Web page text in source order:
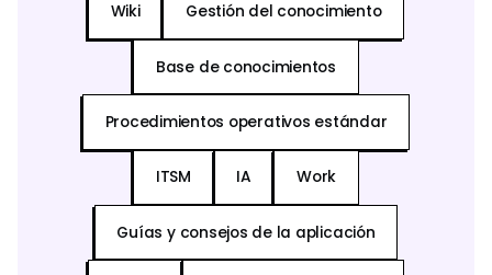
Wiki Gestión del conocimiento
Base de conocimientos
Procedimientos operativos estándar
ITSM IA Work
Guías y consejos de la aplicación